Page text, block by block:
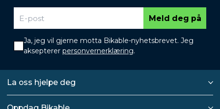
Meld deg på
Ja, jeg vil gjerne motta Bikable-nyhetsbrevet. Jeg
aksepterer personvernerklæring.
La oss hjelpe deg